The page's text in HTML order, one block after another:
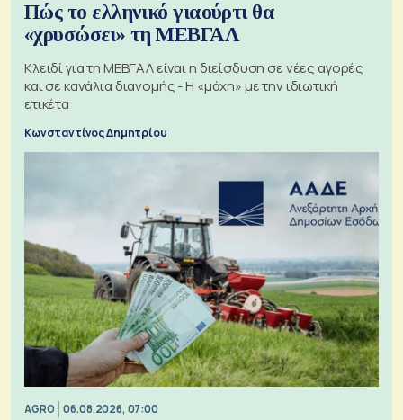
Πώς το ελληνικό γιαούρτι θα
«χρυσώσει» τη ΜΕΒΓΑΛ
Κλειδί για τη ΜΕΒΓΑΛ είναι η διείσδυση σε νέες αγορές
και σε κανάλια διανομής - Η «μάχη» με την ιδιωτική
ετικέτα
Κωνσταντίνος Δημητρίου
AGRO 06.08.2026, 07:00